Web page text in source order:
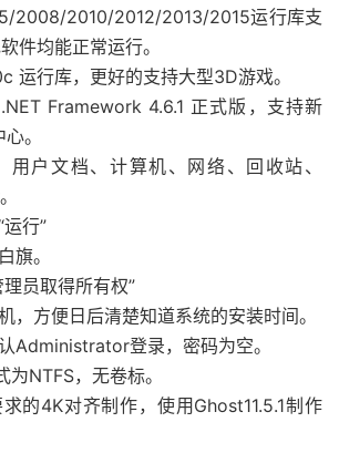
2008/2010/2012/2013/2015运行库支
件均能正常运行。
运行库，更好的支持大型3D游戏。
Framework 4.6.1 正式版，支持新
。
户文档、计算机、网络、回收站、
行”
旗。
员取得所有权”
，方便日后清楚知道系统的安装时间。
Administrator登录，密码为空。
NTFS，无卷标。
的4K对齐制作，使用Ghost11.5.1制作